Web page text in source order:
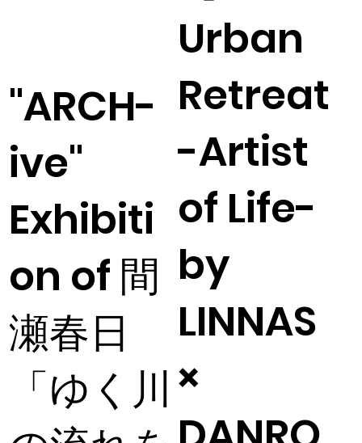
"ARCH-
ive"
Exhibiti
on of 間
瀬春日
「ゆく川
Urban
Retreat
-Artist
of Life-
by
LINNAS
×